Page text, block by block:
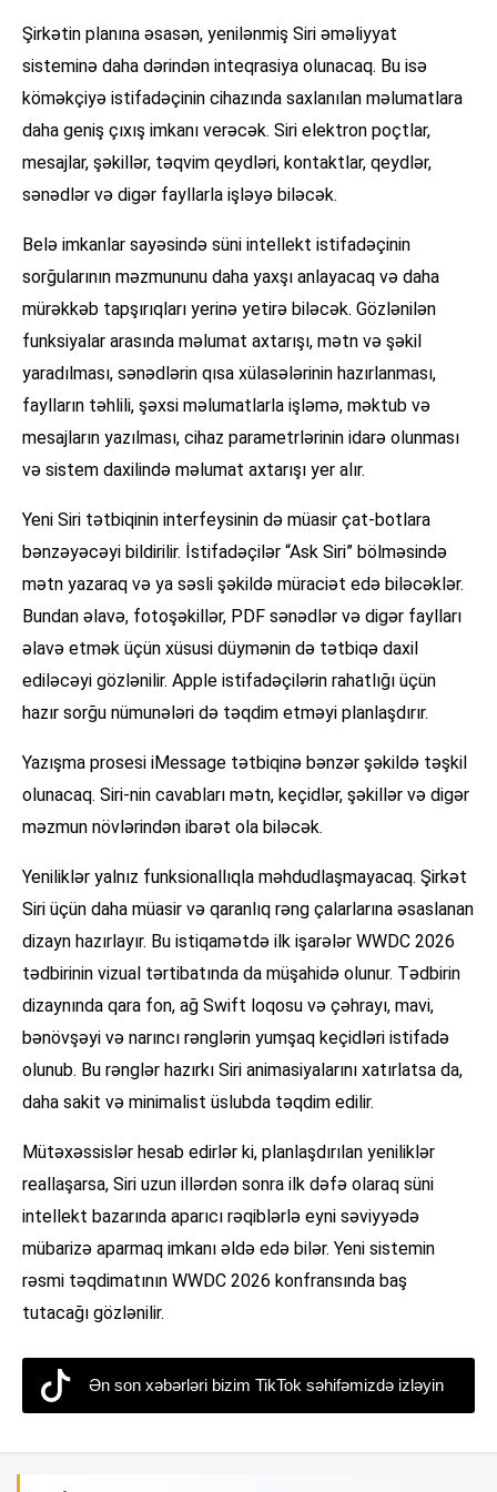
Şirkətin planına əsasən, yenilənmiş Siri əməliyyat
sisteminə daha dərindən inteqrasiya olunacaq. Bu isə
köməkçiyə istifadəçinin cihazında saxlanılan məlumatlara
daha geniş çıxış imkanı verəcək. Siri elektron poçtlar,
mesajlar, şəkillər, təqvim qeydləri, kontaktlar, qeydlər,
sənədlər və digər fayllarla işləyə biləcək.
Belə imkanlar sayəsində süni intellekt istifadəçinin
sorğularının məzmununu daha yaxşı anlayacaq və daha
mürəkkəb tapşırıqları yerinə yetirə biləcək. Gözlənilən
funksiyalar arasında məlumat axtarışı, mətn və şəkil
yaradılması, sənədlərin qısa xülasələrinin hazırlanması,
faylların təhlili, şəxsi məlumatlarla işləmə, məktub və
mesajların yazılması, cihaz parametrlərinin idarə olunması
və sistem daxilində məlumat axtarışı yer alır.
Yeni Siri tətbiqinin interfeysinin də müasir çat-botlara
bənzəyəcəyi bildirilir. İstifadəçilər “Ask Siri” bölməsində
mətn yazaraq və ya səsli şəkildə müraciət edə biləcəklər.
Bundan əlavə, fotoşəkillər, PDF sənədlər və digər faylları
əlavə etmək üçün xüsusi düymənin də tətbiqə daxil
ediləcəyi gözlənilir. Apple istifadəçilərin rahatlığı üçün
hazır sorğu nümunələri də təqdim etməyi planlaşdırır.
Yazışma prosesi iMessage tətbiqinə bənzər şəkildə təşkil
olunacaq. Siri-nin cavabları mətn, keçidlər, şəkillər və digər
məzmun növlərindən ibarət ola biləcək.
Yeniliklər yalnız funksionallıqla məhdudlaşmayacaq. Şirkət
Siri üçün daha müasir və qaranlıq rəng çalarlarına əsaslanan
dizayn hazırlayır. Bu istiqamətdə ilk işarələr WWDC 2026
tədbirinin vizual tərtibatında da müşahidə olunur. Tədbirin
dizaynında qara fon, ağ Swift loqosu və çəhrayı, mavi,
bənövşəyi və narıncı rənglərin yumşaq keçidləri istifadə
olunub. Bu rənglər hazırkı Siri animasiyalarını xatırlatsa da,
daha sakit və minimalist üslubda təqdim edilir.
Mütəxəssislər hesab edirlər ki, planlaşdırılan yeniliklər
reallaşarsa, Siri uzun illərdən sonra ilk dəfə olaraq süni
intellekt bazarında aparıcı rəqiblərlə eyni səviyyədə
mübarizə aparmaq imkanı əldə edə bilər. Yeni sistemin
rəsmi təqdimatının WWDC 2026 konfransında baş
tutacağı gözlənilir.
Ən son xəbərləri bizim TikTok səhifəmizdə izləyin